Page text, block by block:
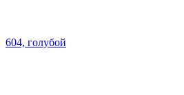
604, голубой